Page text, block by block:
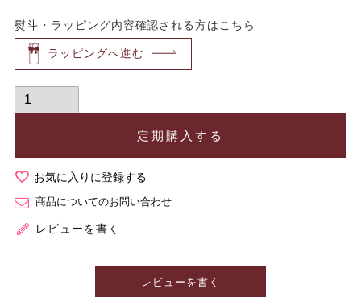
熨斗・ラッピング内容確認される方はこちら
ラッピングへ進む
定期購入する
お気に入りに登録する
商品についてのお問い合わせ
レビューを書く
レビューを書く